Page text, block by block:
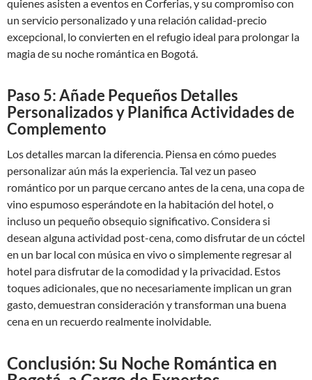
quienes asisten a eventos en Corferias, y su compromiso con
un servicio personalizado y una relación calidad-precio
excepcional, lo convierten en el refugio ideal para prolongar la
magia de su noche romántica en Bogotá.
Paso 5: Añade Pequeños Detalles
Personalizados y Planifica Actividades de
Complemento
Los detalles marcan la diferencia. Piensa en cómo puedes
personalizar aún más la experiencia. Tal vez un paseo
romántico por un parque cercano antes de la cena, una copa de
vino espumoso esperándote en la habitación del hotel, o
incluso un pequeño obsequio significativo. Considera si
desean alguna actividad post-cena, como disfrutar de un cóctel
en un bar local con música en vivo o simplemente regresar al
hotel para disfrutar de la comodidad y la privacidad. Estos
toques adicionales, que no necesariamente implican un gran
gasto, demuestran consideración y transforman una buena
cena en un recuerdo realmente inolvidable.
Conclusión: Su Noche Romántica en